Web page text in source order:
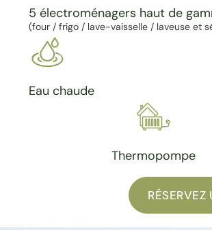
5 électroménagers haut de
(four / frigo / lave-vaisselle / laveuse et
Eau chaude
Thermopompe
RÉSERVEZ